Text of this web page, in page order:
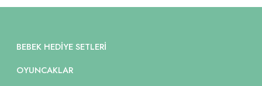
BEBEK HEDIYE SETLERI
OYUNCAKLAR